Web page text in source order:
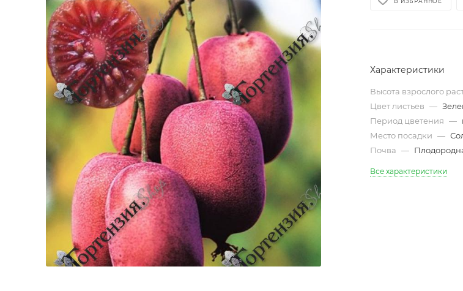
Характеристики
Высота взрослого
Цвет листьев —
Период цветения —
Место посадки —
Почва —
Все характеристики